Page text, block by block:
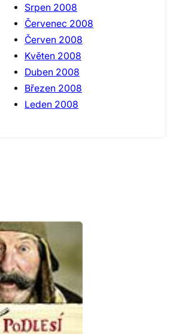
Srpen 2008
Červenec 2008
Červen 2008
Květen 2008
Duben 2008
Březen 2008
Leden 2008